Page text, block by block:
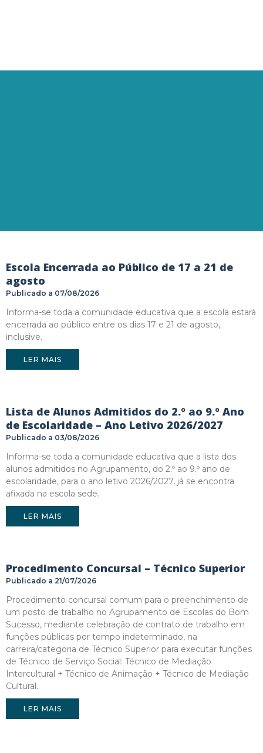
Escola Encerrada ao Público de 17 a 21 de
agosto
07/08/2026
Informa-se toda a comunidade educativa que a escola estará
encerrada ao público entre os dias 17 e 21 de agosto,
inclusive.
LER MAIS
Lista de Alunos Admitidos do 2.º ao 9.º Ano
de Escolaridade – Ano Letivo 2026/2027
03/08/2026
Informa-se toda a comunidade educativa que a lista dos
alunos admitidos no Agrupamento, do 2.º ao 9.º ano de
escolaridade, para o ano letivo 2026/2027, já se encontra
afixada na escola sede.
LER MAIS
Procedimento Concursal – Técnico Superior
21/07/2026
Procedimento concursal comum para o preenchimento de
um posto de trabalho no Agrupamento de Escolas do Bom
Sucesso, mediante celebração de contrato de trabalho em
funções públicas por tempo indeterminado, na
carreira/categoria de Técnico Superior para executar funções
de Técnico de Serviço Social: Técnico de Mediação
Intercultural + Técnico de Animação + Técnico de Mediação
Cultural.
LER MAIS